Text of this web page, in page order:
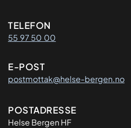
Kontaktinformasjon
TELEFON
55 97 50 00
E-POST
postmottak@helse-bergen.no
Adresse
POSTADRESSE
Helse Bergen HF